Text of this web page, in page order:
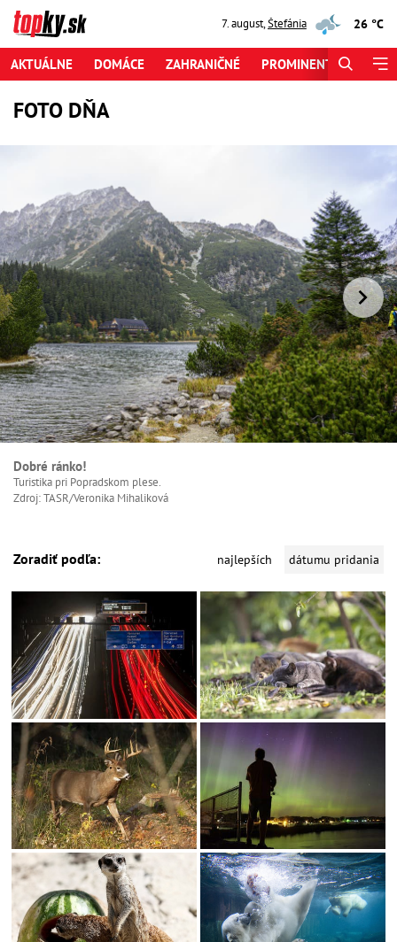
7. august,Štefánia 26 °C
AKTUÁLNE DOMÁCE ZAHRANIČNÉ PROMINENTI ŠPORT
FOTO DŇA
Dobré ránko!
Turistika pri Popradskom plese.
Zdroj: TASR/Veronika Mihaliková
Zoradiť podľa: najlepších dátumu pridania